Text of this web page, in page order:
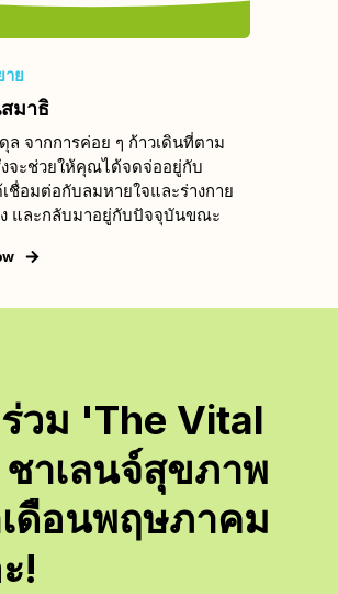
าย
มาธิ
จากการค่อย ๆ ก้าวเดินที่ตาม
จะช่วยให้คุณได้จดจ่ออยู่กับ
เชื่อมต่อกับลมหายใจและร่างกาย
และกลับมาอยู่กับปัจจุบันขณะ
วม 'The Vital
าเลนจ์สุขภาพ
ดือนพฤษภาคม
!